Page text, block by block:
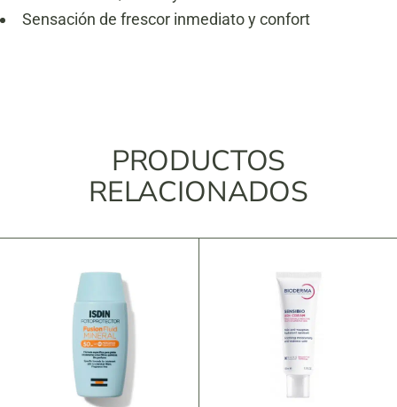
Sensación de frescor inmediato y confort
PRODUCTOS
RELACIONADOS